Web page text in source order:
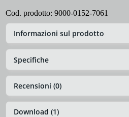
Cod. prodotto: 9000-0152-7061
Informazioni sul prodotto
Specifiche
Recensioni (0)
Download (1)